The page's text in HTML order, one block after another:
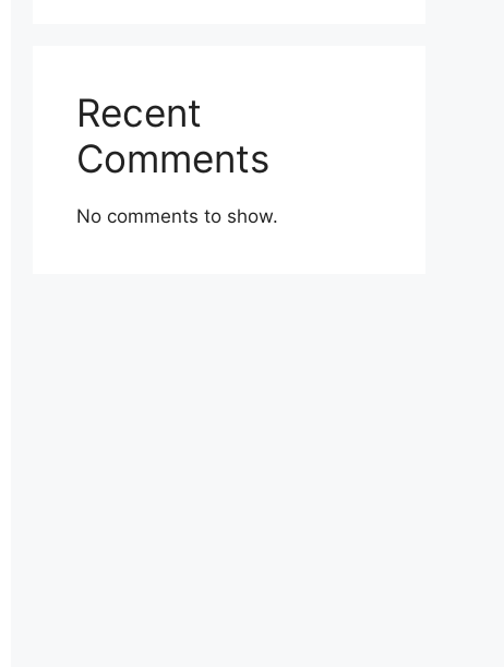
Recent
Comments
No comments to show.